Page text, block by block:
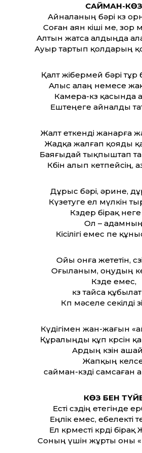
САЙМАН-КӨЗ
Айналаның бәрі көз
Соған аян кіші ме, зор
Алтын жатса алдыңда
Ауыр тартып қолдарың
Қалт жібермей бәрі тұр
Алыс алаң немесе
Камера-көз қасында
Ештеңеге айналды
Жалт еткенді жанарға
Жадқа жалғап қояды
Баяғыдай тықпыштап
Көбін алып кетпейсің,
Дұрыс бәрі, әрине,
Күзетуге ел мүлкін
Көздер бірақ неге
Ол – адамның
Кісілігі емес пе
Ойы онға жететін,
Оғыланым, оңудың
Көзде емес,
көз тайса
Көп мәселе секілді
Күдігімен жан-жағын
Құралыңды құп көрсін
Ардың көзін
Жапқың
сайман-көзді самсаған
КӨЗ БЕН
Есті сөздің етегінде
Еңлік емес, ебелекті
Ел көрместі көрді
Соның үшін жұрты оны